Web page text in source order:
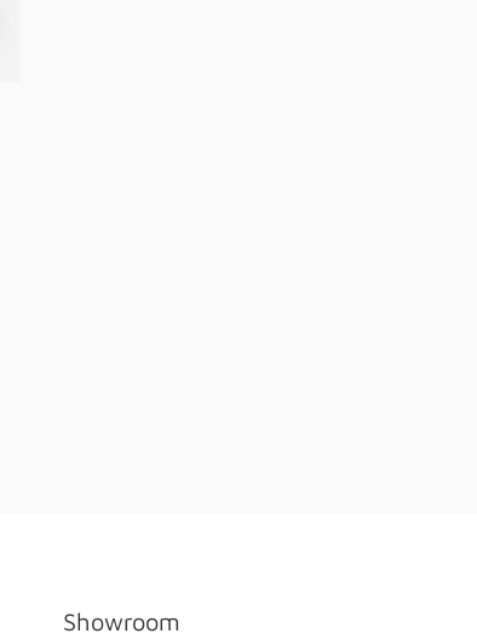
Showroom